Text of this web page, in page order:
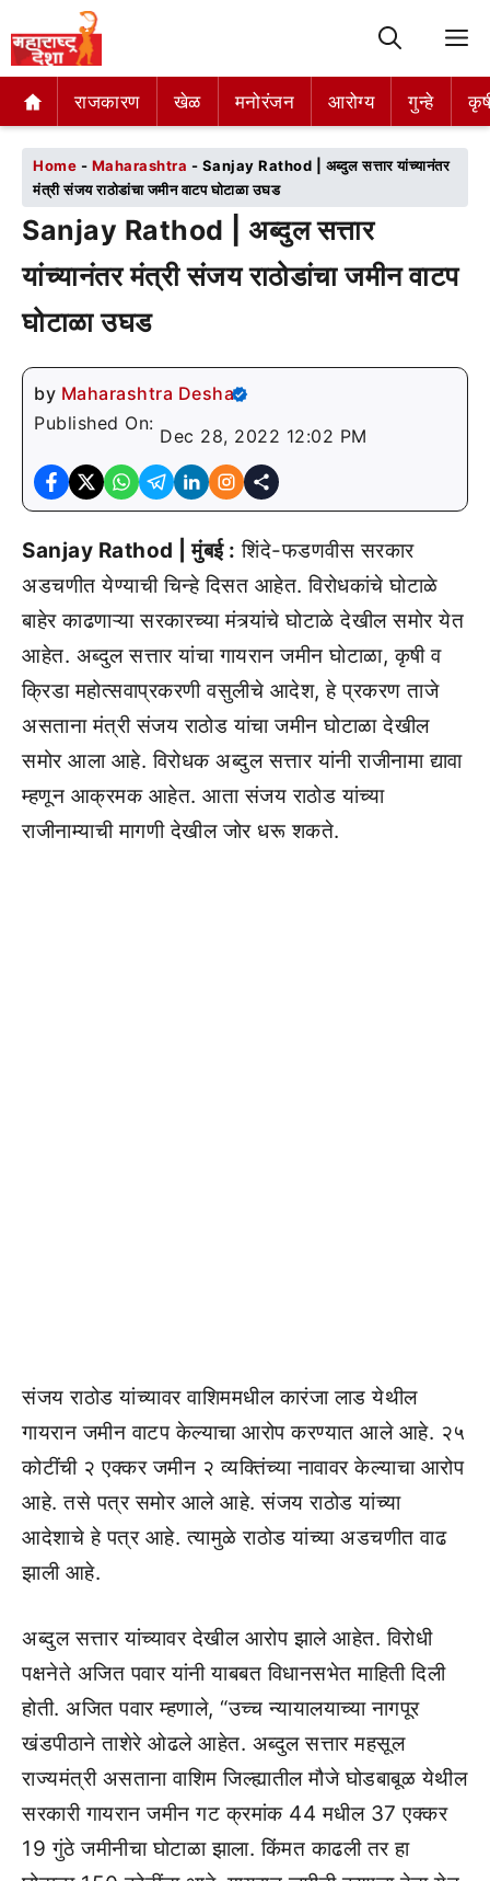
राजकारण खेळ मनोरंजन आरोग्य गुन्हे
राजकारण खेळ मनोरंजन आरोग्य गुन्हे
Home - Maharashtra - Sanjay Rathod | अब्दुल सत्तार यांच्यानंतर
मंत्री संजय राठोडांचा जमीन वाटप घोटाळा उघड
Sanjay Rathod | अब्दुल सत्तार
यांच्यानंतर मंत्री संजय राठोडांचा जमीन वाटप
घोटाळा उघड
by Maharashtra Desha
Published On:
Dec 28, 2022 12:02 PM
Sanjay Rathod | मुंबई : शिंदे-फडणवीस सरकार
अडचणीत येण्याची चिन्हे दिसत आहेत. विरोधकांचे घोटाळे
बाहेर काढणाऱ्या सरकारच्या मंत्र्यांचे घोटाळे देखील समोर येत
आहेत. अब्दुल सत्तार यांचा गायरान जमीन घोटाळा, कृषी व
क्रिडा महोत्सवाप्रकरणी वसुलीचे आदेश, हे प्रकरण ताजे
असताना मंत्री संजय राठोड यांचा जमीन घोटाळा देखील
समोर आला आहे. विरोधक अब्दुल सत्तार यांनी राजीनामा द्यावा
म्हणून आक्रमक आहेत. आता संजय राठोड यांच्या
राजीनाम्याची मागणी देखील जोर धरू शकते.
संजय राठोड यांच्यावर वाशिममधील कारंजा लाड येथील
गायरान जमीन वाटप केल्याचा आरोप करण्यात आले आहे. २५
कोटींची २ एक्कर जमीन २ व्यक्तिंच्या नावावर केल्याचा आरोप
आहे. तसे पत्र समोर आले आहे. संजय राठोड यांच्या
आदेशाचे हे पत्र आहे. त्यामुळे राठोड यांच्या अडचणीत वाढ
झाली आहे.
अब्दुल सत्तार यांच्यावर देखील आरोप झाले आहेत. विरोधी
पक्षनेते अजित पवार यांनी याबबत विधानसभेत माहिती दिली
होती. अजित पवार म्हणाले, “उच्च न्यायालयाच्या नागपूर
खंडपीठाने ताशेरे ओढले आहेत. अब्दुल सत्तार महसूल
राज्यमंत्री असताना वाशिम जिल्ह्यातील मौजे घोडबाबूळ येथील
सरकारी गायरान जमीन गट क्रमांक 44 मधील 37 एक्कर
19 गुंठे जमीनीचा घोटाळा झाला. किंमत काढली तर हा